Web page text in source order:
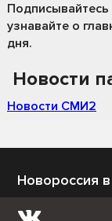
Подписывайтесь
узнавайте о
дня.
Новости
Новости СМИ2
Новороссия